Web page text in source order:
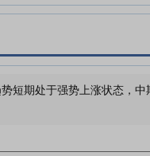
势短期处于强势上涨状态，